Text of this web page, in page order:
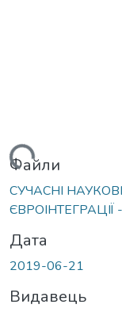
Файли
СУЧАСНІ
ЄВРОІНТЕГРАЦІЇ
Дата
2019-06-21
Видавець